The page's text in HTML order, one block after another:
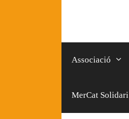
Associació
MerCat Solidari